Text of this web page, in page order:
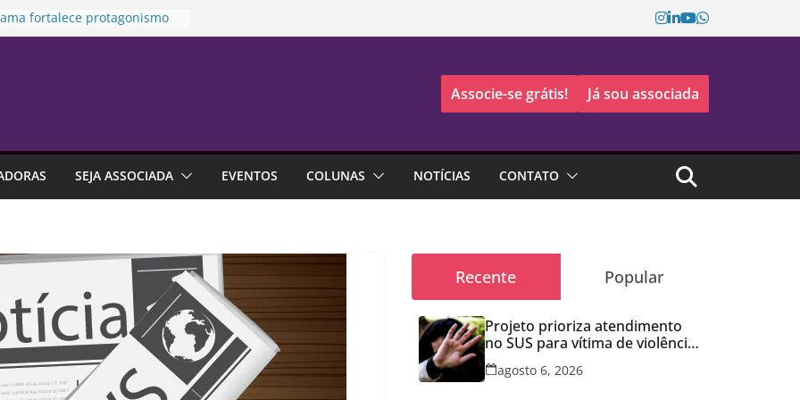
fortalece protagonismo
de franquias
é alternativa de
Associe-se grátis! Já sou associada
SEJA ASSOCIADA EVENTOS COLUNAS NOTÍCIAS CONTATO
Recente Popular
Projeto prioriza atendimento
no SUS para vítima de violência
doméstica
agosto 6, 2026